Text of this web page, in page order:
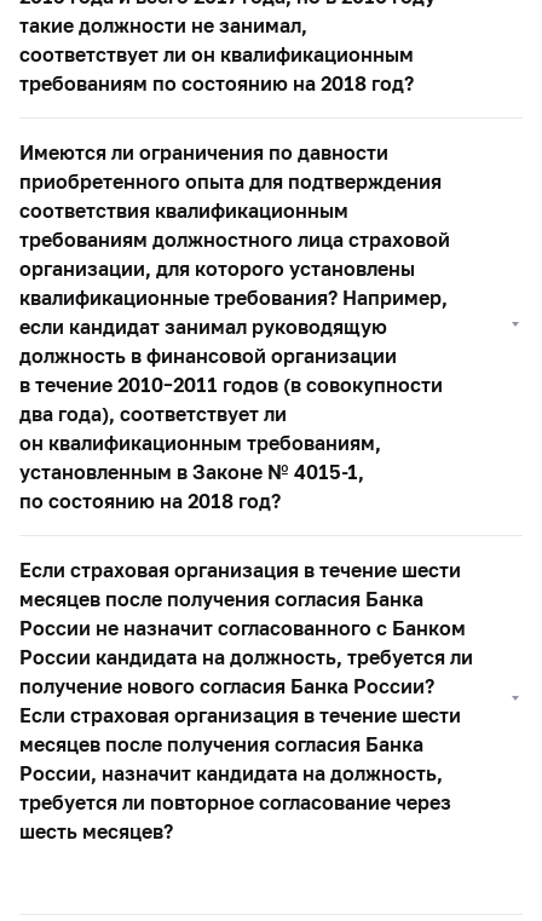
такие должности не занимал,
соответствует ли он квалификационным
требованиям по состоянию на 2018 год?
Имеются ли ограничения по давности
приобретенного опыта для подтверждения
соответствия квалификационным
требованиям должностного лица страховой
организации, для которого установлены
квалификационные требования? Например,
если кандидат занимал руководящую
должность в финансовой организации
в течение 2010–2011 годов (в совокупности
два года), соответствует ли
он квалификационным требованиям,
установленным в Законе № 4015-1,
по состоянию на 2018 год?
Если страховая организация в течение шести
месяцев после получения согласия Банка
России не назначит согласованного с Банком
России кандидата на должность, требуется ли
получение нового согласия Банка России?
Если страховая организация в течение шести
месяцев после получения согласия Банка
России, назначит кандидата на должность,
требуется ли повторное согласование через
шесть месяцев?